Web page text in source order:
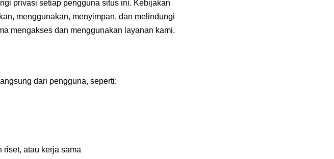
privasi setiap pengguna situs ini. Kebijakan
menggunakan, menyimpan, dan melindungi
mengakses dan menggunakan layanan kami.
dari pengguna, seperti:
atau kerja sama